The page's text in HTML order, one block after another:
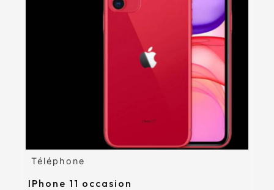
Téléphone
IPhone 11 occasion